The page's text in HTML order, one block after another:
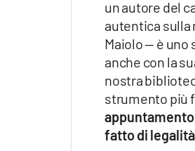
un autore del
autentica sulla
Maiolo — è uno
anche con la
nostra
strumento più
fatto di